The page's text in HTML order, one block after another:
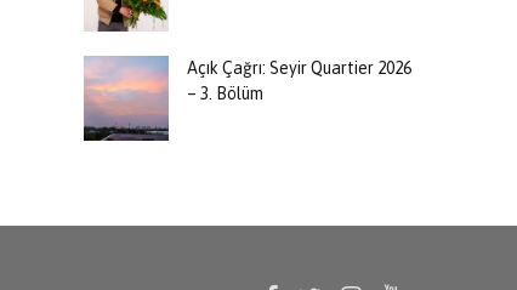
Açık Çağrı: Seyir Quartier 2026
– 3. Bölüm